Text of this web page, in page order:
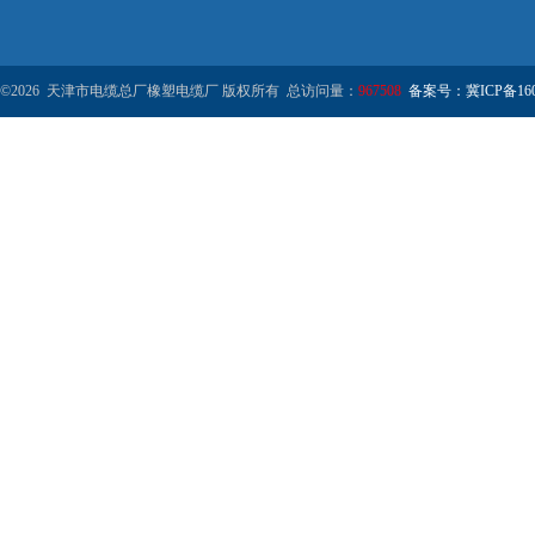
©2026 天津市电缆总厂橡塑电缆厂 版权所有 总访问量： 967508 备案号：冀ICP备